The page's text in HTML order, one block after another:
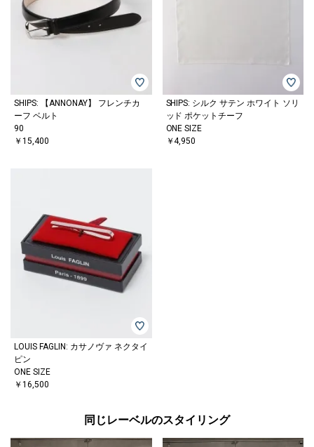
SHIPS: 【ANNONAY】 フレンチカ
ーフ ベルト
90
￥15,400
SHIPS: シルク サテン ホワイト ソリ
ッド ポケットチーフ
ONE SIZE
￥4,950
LOUIS FAGLIN: カサノヴァ ネクタイ
ピン
ONE SIZE
￥16,500
同じレーベルのスタイリング